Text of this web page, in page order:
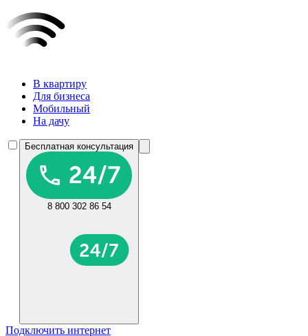
В квартиру
Для бизнеса
Мобильный
На дачу
Бесплатная консультация
8 800 302 86 54
Подключить интернет